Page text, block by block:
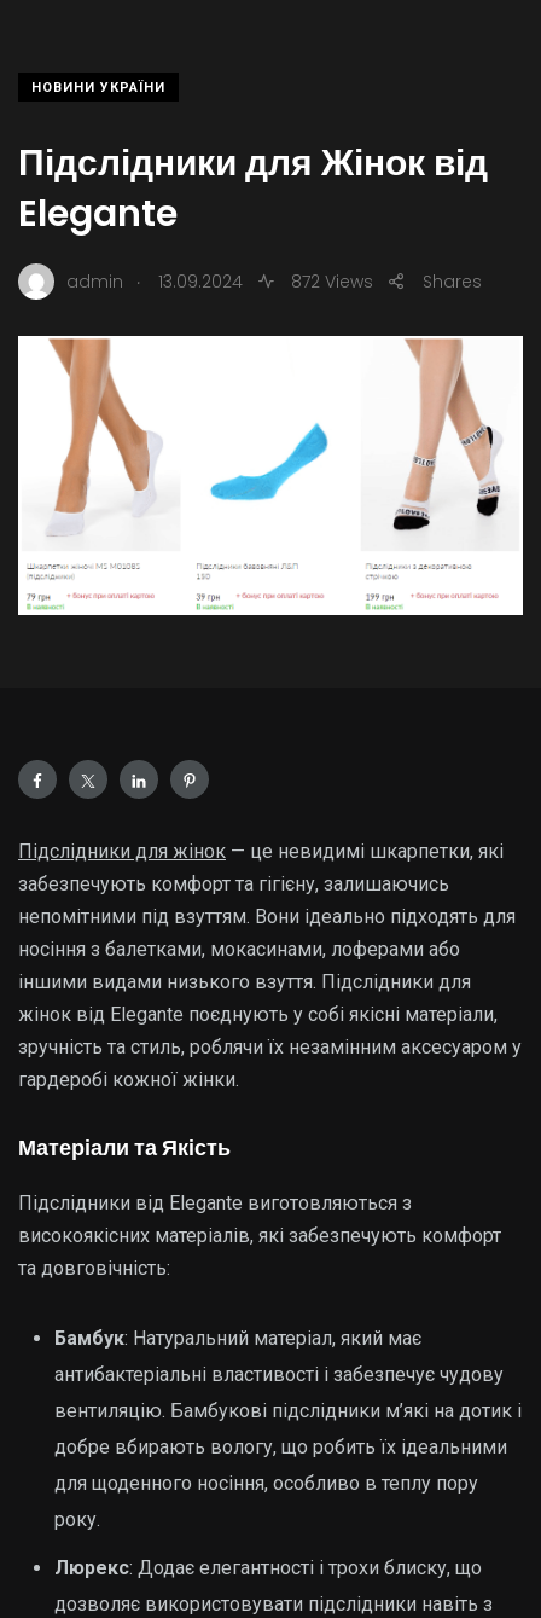
НОВИНИ УКРАЇНИ
Підслідники для Жінок від
Elegante
admin . 13.09.2024 872 Views Shares
Підслідники для жінок — це невидимі шкарпетки, які
забезпечують комфорт та гігієну, залишаючись
непомітними під взуттям. Вони ідеально підходять для
носіння з балетками, мокасинами, лоферами або
іншими видами низького взуття. Підслідники для
жінок від Elegante поєднують у собі якісні матеріали,
зручність та стиль, роблячи їх незамінним аксесуаром у
гардеробі кожної жінки.
Матеріали та Якість
Підслідники від Elegante виготовляються з
високоякісних матеріалів, які забезпечують комфорт
та довговічність:
Бамбук: Натуральний матеріал, який має
антибактеріальні властивості і забезпечує чудову
вентиляцію. Бамбукові підслідники м’які на дотик і
добре вбирають вологу, що робить їх ідеальними
для щоденного носіння, особливо в теплу пору
року.
Люрекс: Додає елегантності і трохи блиску, що
дозволяє використовувати підслідники навіть з